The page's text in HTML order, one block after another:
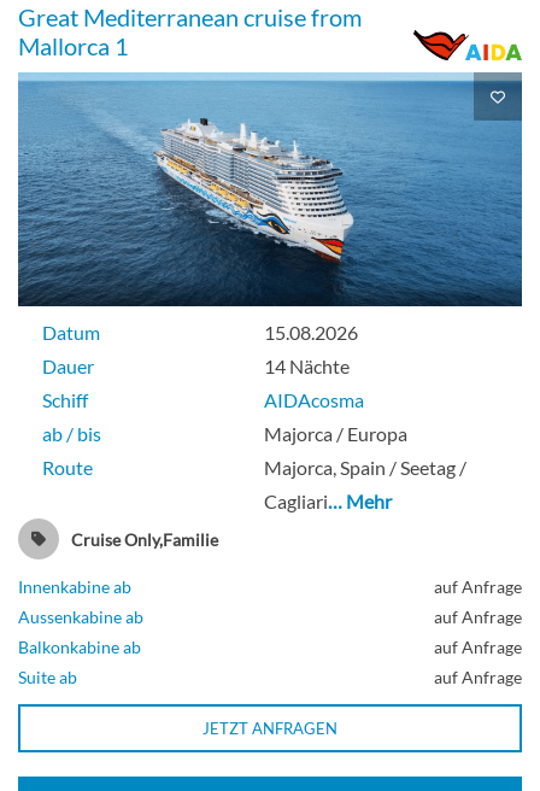
Deck 4
Innenkabine
Inside Guarantee-[IV]
Innenkabine
Junior-Suite-[JA]
Deck 10
Suite
Junior suite with lounge-[JB]
Deck 9
Great Mediterranean cruise from
Mallorca 1
Datum
15.08.2026
Dauer
14 Nächte
Schiff
AIDAcosma
ab / bis
Majorca / Europa
Route
Majorca, Spain / Seetag /
Cagliari… Mehr
Cruise Only,Familie
Innenkabine ab
auf Anfrage
Aussenkabine ab
auf Anfrage
Balkonkabine ab
auf Anfrage
Suite ab
auf Anfrage
JETZT ANFRAGEN